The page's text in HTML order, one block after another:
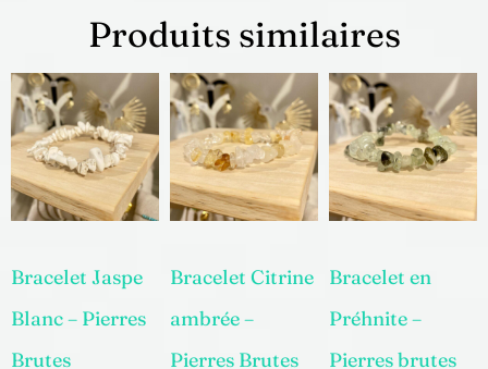
Produits similaires
Bracelet Jaspe
Blanc – Pierres
Brutes
Bracelet Citrine
ambrée –
Pierres Brutes
Bracelet en
Préhnite –
Pierres brutes